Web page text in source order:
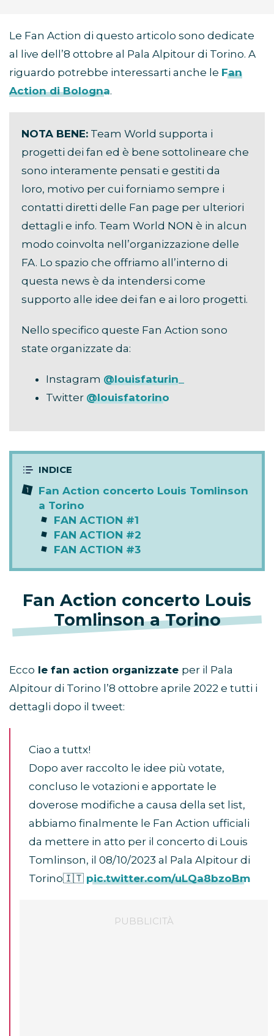
Le Fan Action di questo articolo sono dedicate
al live dell’8 ottobre al Pala Alpitour di Torino. A
riguardo potrebbe interessarti anche le Fan
Action di Bologna.
NOTA BENE: Team World supporta i
progetti dei fan ed è bene sottolineare che
sono interamente pensati e gestiti da
loro, motivo per cui forniamo sempre i
contatti diretti delle Fan page per ulteriori
dettagli e info. Team World NON è in alcun
modo coinvolta nell’organizzazione delle
FA. Lo spazio che offriamo all’interno di
questa news è da intendersi come
supporto alle idee dei fan e ai loro progetti.
Nello specifico queste Fan Action sono
state organizzate da:
Instagram @louisfaturin_
Twitter @louisfatorino
Fan Action concerto Louis Tomlinson
a Torino
FAN ACTION #1
FAN ACTION #2
FAN ACTION #3
Fan Action concerto Louis
Tomlinson a Torino
Ecco le fan action organizzate per il Pala
Alpitour di Torino l’8 ottobre aprile 2022 e tutti i
dettagli dopo il tweet:
Ciao a tuttx!
Dopo aver raccolto le idee più votate,
concluso le votazioni e apportate le
doverose modifiche a causa della set list,
abbiamo finalmente le Fan Action ufficiali
da mettere in atto per il concerto di Louis
Tomlinson, il 08/10/2023 al Pala Alpitour di
Torino🇮🇹 pic.twitter.com/uLQa8bzoBm